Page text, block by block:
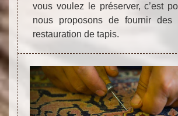
vous voulez le préserver, c’est
nous proposons de fournir des
restauration de tapis.